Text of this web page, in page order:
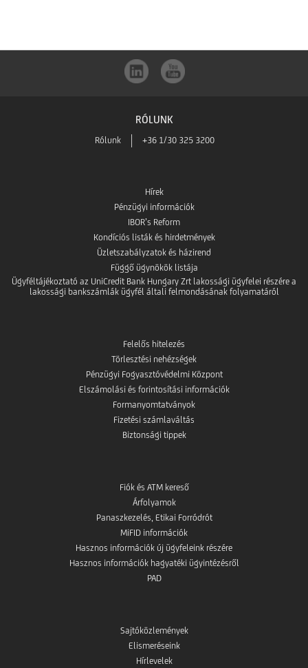
Play-
RÓLUNK
Rólunk +36 1/30 325 3200
Hírek
Pénzügyi információk
IBOR’s Reform
Kondíciós listák és hirdetmények
Üzletszabályzatok és házirend
Függő ügynökök listája
Ügyféltájékoztató az UniCredit Bank Hungary Zrt lakossági ügyfelei részére a
lakossági bankszámlák ügyfél általi felmondásának folyamatáról
Felelős hitelezés
Törlesztési nehézségek
Pénzügyi Fogyasztóvédelmi Központ
Elszámolási és forintosítási információk
Formanyomtatványok
Fizetési számlaváltás
Biztonsági tippek
Fiók és ATM kereső
Árfolyamok
Panaszkezelés, Etikai Forródrót
MiFID információk
Hasznos információk új ügyfeleink részére
Hasznos információk hagyatéki ügyintézésről
PAD
Sajtóközlemények
Elismeréseink
Hírlevelek